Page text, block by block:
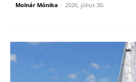
Molnár Mónika - 2026, július 30.